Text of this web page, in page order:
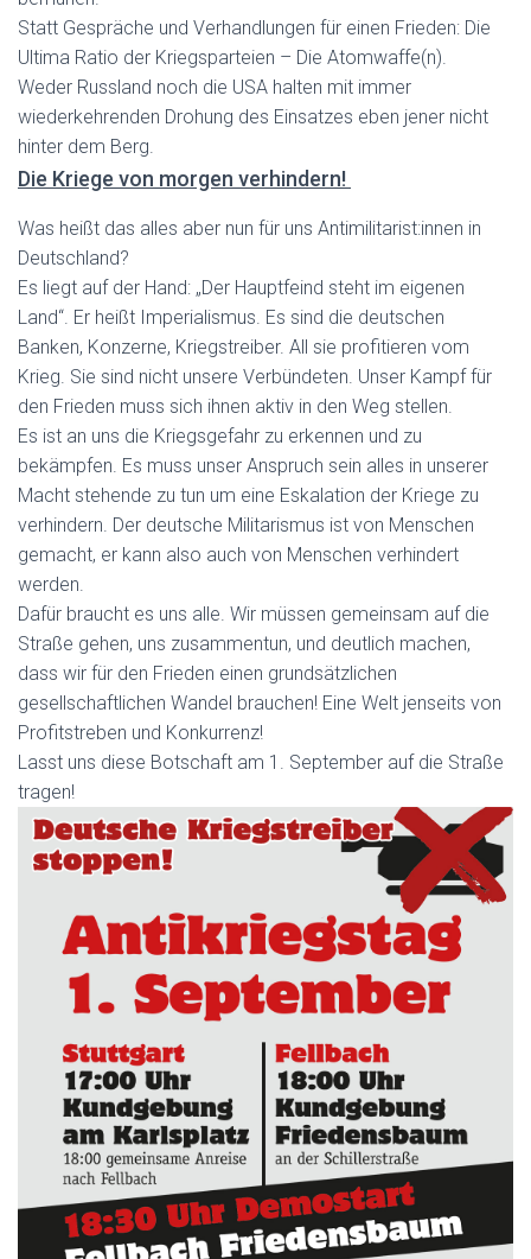
Statt Gespräche und Verhandlungen für einen Frieden: Die
Ultima Ratio der Kriegsparteien – Die Atomwaffe(n).
Weder Russland noch die USA halten mit immer
wiederkehrenden Drohung des Einsatzes eben jener nicht
hinter dem Berg.
Die Kriege von morgen verhindern!
Was heißt das alles aber nun für uns Antimilitarist:innen in
Deutschland?
Es liegt auf der Hand: „Der Hauptfeind steht im eigenen
Land“. Er heißt Imperialismus. Es sind die deutschen
Banken, Konzerne, Kriegstreiber. All sie profitieren vom
Krieg. Sie sind nicht unsere Verbündeten. Unser Kampf für
den Frieden muss sich ihnen aktiv in den Weg stellen.
Es ist an uns die Kriegsgefahr zu erkennen und zu
bekämpfen. Es muss unser Anspruch sein alles in unserer
Macht stehende zu tun um eine Eskalation der Kriege zu
verhindern. Der deutsche Militarismus ist von Menschen
gemacht, er kann also auch von Menschen verhindert
werden.
Dafür braucht es uns alle. Wir müssen gemeinsam auf die
Straße gehen, uns zusammentun, und deutlich machen,
dass wir für den Frieden einen grundsätzlichen
gesellschaftlichen Wandel brauchen! Eine Welt jenseits von
Profitstreben und Konkurrenz!
Lasst uns diese Botschaft am 1. September auf die Straße
tragen!